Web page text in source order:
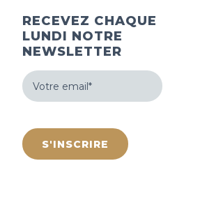
RECEVEZ CHAQUE
LUNDI NOTRE
NEWSLETTER
Votre
email
(Nécessaire)